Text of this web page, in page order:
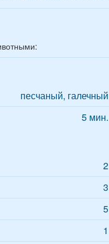
песчаный, галечный
5 мин.
2
3
5
1